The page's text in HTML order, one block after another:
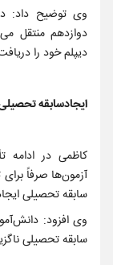
وی توضیح داد:
دوازدهم منتقل
دیپلم خود را
ایجادسابقه
کاظمی در ادامه
آزمون‌ها صرفاً
سابقه تحصیلی
وی افزود:
سابقه تحصیلی